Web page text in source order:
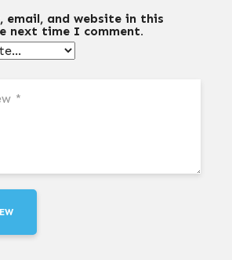
email, and website in this
next time I comment.